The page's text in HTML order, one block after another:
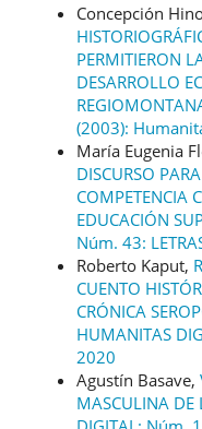
Concepción
PERMITIERON
DESARROLLO
(2003):
María Eugenia
DISCURSO
COMPETENCIA
EDUCACIÓN
Núm. 43:
Roberto Kaput,
CUENTO
CRÓNICA
HUMANITAS
2020
Agustín Basave,
MASCULINA